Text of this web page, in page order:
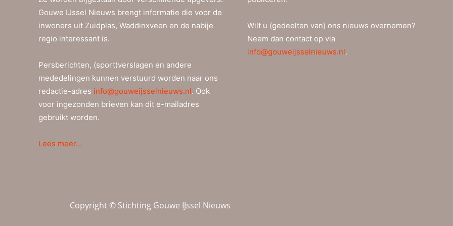
Gouwe IJssel Nieuws brengt informatie die voor de
inwoners uit Zuidplas, Waddinxveen en de nabije
regio interessant is.
Persberichten, (sport)verslagen en andere
mededelingen kunnen verstuurd worden naar ons
redactie-adres info@gouweijsselnieuws.nl. Ook
voor ingezonden brieven kan dit e-mailadres
gebruikt worden.
Lees meer…
Wilt u (gedeelten van) ons nieuws overnemen?
Neem dan contact op via
info@gouweijsselnieuws.nl.
Copyright © Stichting Gouwe IJssel Nieuws